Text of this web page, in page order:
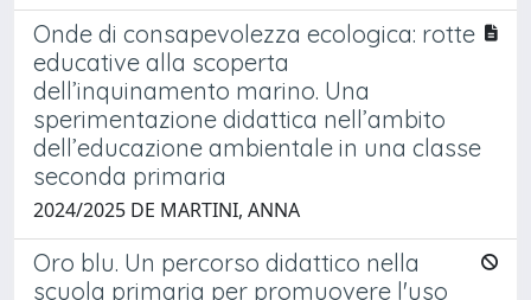
Onde di consapevolezza ecologica: rotte
educative alla scoperta
dell’inquinamento marino. Una
sperimentazione didattica nell’ambito
dell’educazione ambientale in una classe
seconda primaria
2024/2025 DE MARTINI, ANNA
Oro blu. Un percorso didattico nella
scuola primaria per promuovere l'uso